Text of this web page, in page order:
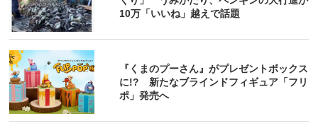
10万「いいね」越えで話題
『くまのプーさん』がプレゼントボックス
に!? 新たなブラインドフィギュア「フリ
ポ」発売へ